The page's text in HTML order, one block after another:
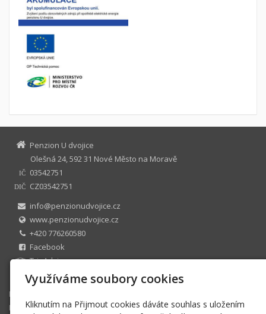
Penzion U dvojice
Olešná 24, 592 31 Nové Město na Moravě
IČ 03542751
DIČ
CZ03542751
info@penzionudvojice.cz
www.penzionudvojice.cz
+420 776260580
Facebook
TripAdvisor
U dvojice s.r.o. zapsaná v OR zastoupená : Josef Uhlíř
Domů
Nabízíme
Využíváme soubory cookies
Kliknutím na Přijmout cookies dáváte souhlas s uložením